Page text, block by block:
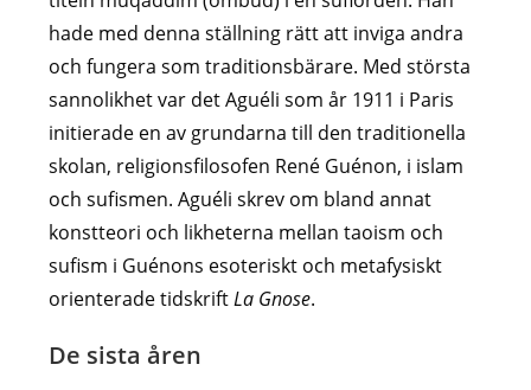
hade med denna ställning rätt att inviga andra
och fungera som traditionsbärare. Med största
sannolikhet var det Aguéli som år 1911 i Paris
initierade en av grundarna till den traditionella
skolan, religionsfilosofen René Guénon, i islam
och sufismen. Aguéli skrev om bland annat
konstteori och likheterna mellan taoism och
sufism i Guénons esoteriskt och metafysiskt
orienterade tidskriftLa Gnose.
De sista åren